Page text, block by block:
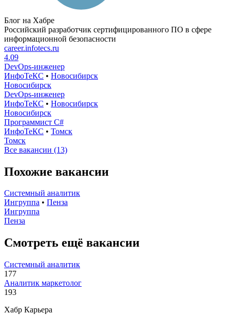
Блог на Хабре
Российский разработчик сертифицированного ПО в сфере
информационной безопасности
career.infotecs.ru
4.09
DevOps-инженер
ИнфоТеКС • Новосибирск
Новосибирск
DevOps-инженер
ИнфоТеКС • Новосибирск
Новосибирск
Программист C#
ИнфоТеКС • Томск
Томск
Все вакансии (13)
Похожие вакансии
Системный аналитик
Ингруппа • Пенза
Ингруппа
Пенза
Смотреть ещё вакансии
Системный аналитик
177
Аналитик маркетолог
193
Хабр Карьера